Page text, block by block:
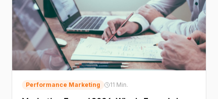
Performance Marketing 11 Min.